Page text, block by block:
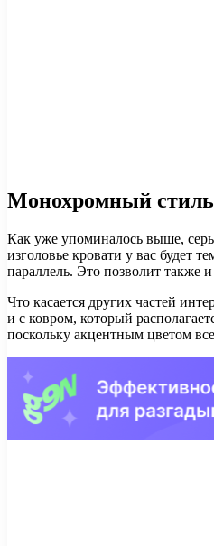
Монохромный стиль
Как уже упоминалось выше,
изголовье кровати у вас будет
параллель. Это позволит также
Что касается других частей
и с ковром, который
поскольку акцентным цветом